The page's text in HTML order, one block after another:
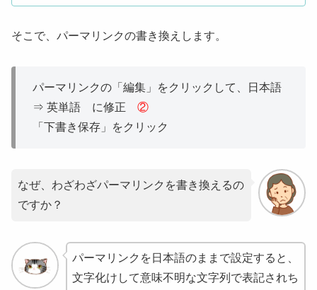
そこで、パーマリンクの書き換えします。
パーマリンクの「編集」をクリックして、日本語
⇒ 英単語 に修正 ②
「下書き保存」をクリック
なぜ、わざわざパーマリンクを書き換えるの
ですか？
パーマリンクを日本語のままで設定すると、
文字化けして意味不明な文字列で表記されち